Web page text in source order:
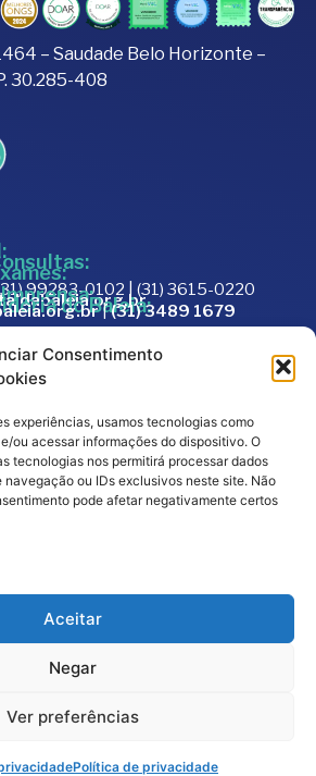
Consentimento
experiências, usamos tecnologias como
ou acessar informações do dispositivo. O
tecnologias nos permitirá processar dados
ou IDs exclusivos neste site. Não
pode afetar negativamente certos
Aceitar
Negar
Ver preferências
Política de privacidade
– Saudade Belo Horizonte –
30.285-408
99283-0102 | (31) 3615-0220
do Baleia:
|(31) 3489 1679
direitos reservados – Hospital da
Doe Agora